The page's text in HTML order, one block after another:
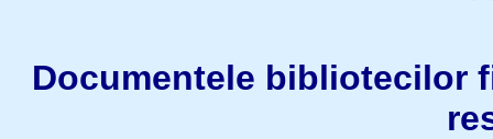
Documentele bibliotecilor